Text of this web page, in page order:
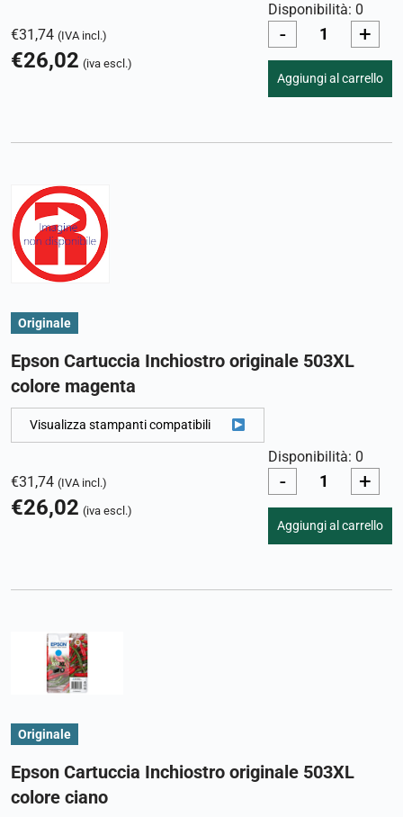
€31,74 (IVA incl.)
€26,02 (iva escl.)
Disponibilità: 0
- +
Aggiungi al carrello
Originale
Epson Cartuccia Inchiostro originale 503XL
colore magenta
Visualizza stampanti compatibili
€31,74 (IVA incl.)
€26,02 (iva escl.)
Disponibilità: 0
- +
Aggiungi al carrello
Originale
Epson Cartuccia Inchiostro originale 503XL
colore ciano